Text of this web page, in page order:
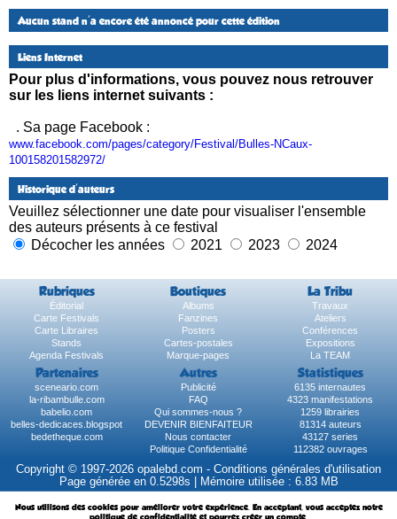
Aucun stand n'a encore été annoncé pour cette édition
Liens Internet
Pour plus d'informations, vous pouvez nous retrouver
sur les liens internet suivants :
. Sa page Facebook :
www.facebook.com/pages/category/Festival/Bulles-NCaux-
100158201582972/
Historique d'auteurs
Veuillez sélectionner une date pour visualiser l'ensemble
des auteurs présents à ce festival
Décocher les années
2021 2023 2024
Rubriques Boutiques La Tribu
Éditorial Albums
Travaux
Carte Festivals
Fanzines
Ateliers
Carte Libraires
Posters
Conférences
Stands
Cartes-postales
Expositions
Agenda Festivals
Marque-pages La TEAM
Partenaires Autres Statistiques
sceneario.com Publicité
6135 internautes
la-ribambulle.com
FAQ
4323 manifestations
babelio.com
Qui sommes-nous ?
1259 librairies
belles-dedicaces.blogspot
DEVENIR BIENFAITEUR
81314 auteurs
bedetheque.com
Nous contacter
43127 series
Politique Confidentialité
112382 ouvrages
Copyright © 1997-2026 opalebd.com - Conditions générales d'utilisation
Page générée en 0.5298s | Mémoire utilisée : 6.83 MB
Nous utilisons des cookies pour améliorer votre expérience. En acceptant, vous acceptez notre
politique de confidentialité et pourrez créer un compte.